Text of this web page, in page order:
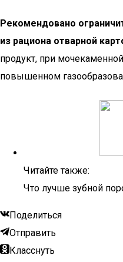
Рекомендовано
из рациона отварной
продукт, при
повышенном
Читайте также:
Что лучше зубной
Поделиться
Отправить
Класснуть